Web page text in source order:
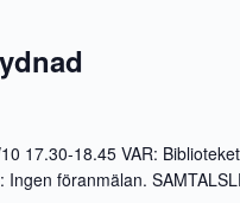
17.30-18.45 VAR:
föranmälan.